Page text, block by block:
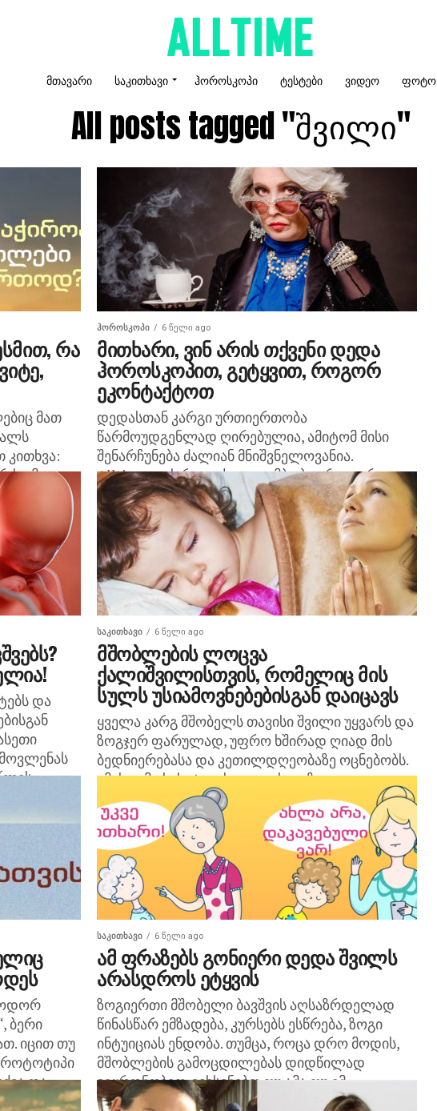
ᲛᲗᲐᲕᲐᲠᲘ ᲡᲐᲙᲘᲗᲮᲐᲕᲘ ᲰᲝᲠᲝᲡᲙᲝᲞᲘ ᲢᲔᲡᲢᲔᲑᲘ ᲕᲘᲓᲔᲝ ᲤᲝᲢᲝ
All posts tagged "შვილი"
რა
მათ
კითხვა:
ხომ
ᲰᲝᲠᲝᲡᲙᲝᲞᲘ 6 წელი ago
მითხარი, ვინ არის თქვენი დედა
ჰოროსკოპით, გეტყვით, როგორ
ეკონტაქტოთ
დედასთან კარგი ურთიერთობა
წარმოუდგენლად ღირებულია, ამიტომ მისი
შენარჩუნება ძალიან მნიშვნელოვანია.
Alltime.ge-ს რედაქცია გიამბობთ, როგორ
იპოვოთ საერთო ენა დედასთან მისი ზოდიაქოს
ნიშნის მიხედვით. დედა ვერძი დედა ვერძი...
და
მოვლენას
ᲡᲐᲙᲘᲗᲮᲐᲕᲘ 6 წელი ago
მშობლების ლოცვა
ქალიშვილისთვის, რომელიც მის
სულს უსიამოვნებებისგან დაიცავს
ყველა კარგ მშობელს თავისი შვილი უყვარს და
ზოგჯერ ფარულად, უფრო ხშირად ღიად მის
ბედნიერებასა და კეთილდღეობაზე ოცნებობს.
ამის გამოსახატად საუკეთესო გზა ლოცვაა.
სხვადასხვა ლოცვას შორის გამოირჩევა...
ბერი
იცით თუ
და...
ᲡᲐᲙᲘᲗᲮᲐᲕᲘ 6 წელი ago
ამ ფრაზებს გონიერი დედა შვილს
არასდროს ეტყვის
ზოგიერთი მშობელი ბავშვის აღსაზრდელად
წინასწარ ემზადება, კურსებს ესწრება, ზოგი
ინტუიციას ენდობა. თუმცა, როცა დრო მოდის,
მშობლების გამოცდილებას დიდწილად
ვეყრდნობით. ვიხსენებთ თუ ამა თუ იმ
სიტუაციაში ჩვენი...